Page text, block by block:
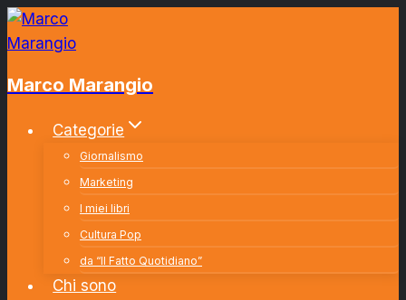
Salta
al
Marco Marangio
Categorie
Giornalismo
Marketing
I miei libri
Cultura Pop
da “Il Fatto Quotidiano”
Chi sono